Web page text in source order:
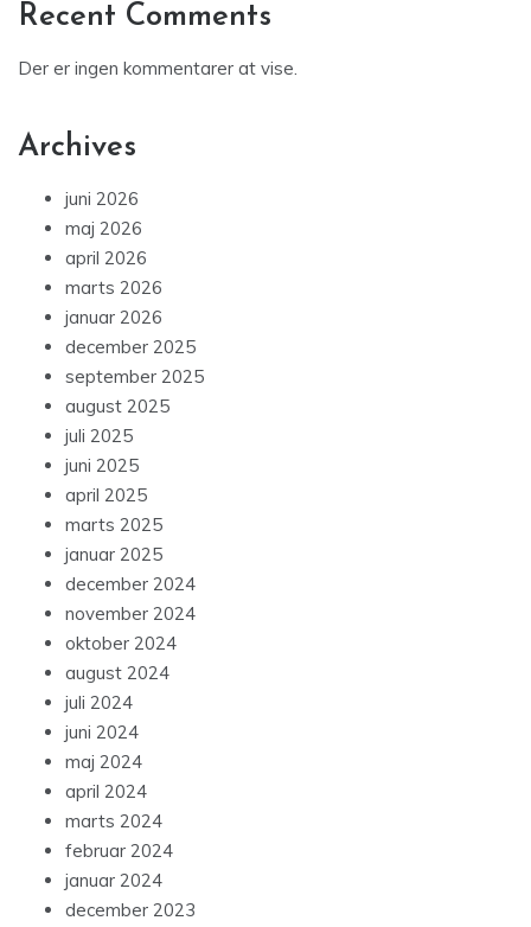
Recent Comments
Der er ingen kommentarer at vise.
Archives
juni 2026
maj 2026
april 2026
marts 2026
januar 2026
december 2025
september 2025
august 2025
juli 2025
juni 2025
april 2025
marts 2025
januar 2025
december 2024
november 2024
oktober 2024
august 2024
juli 2024
juni 2024
maj 2024
april 2024
marts 2024
februar 2024
januar 2024
december 2023